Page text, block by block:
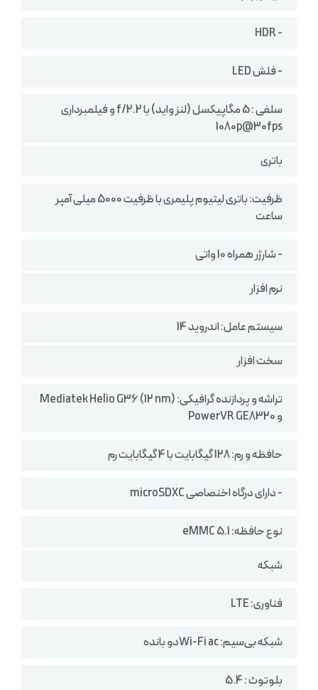
- HDR
- فلش LED
سلفی : 5 مگاپیکسل (لنز واید) با f/2.2 و فیلمبرداری
1080p@30fps
باتری
ظرفیت: باتری لیتیوم پلیمری با ظرفیت 5000 میلی آمپر
ساعت
- شارژر همراه 10 واتی
نرم افزار
سیستم ‌عامل: اندروید 14
سخت افزار
تراشه و پردازنده گرافیکی: Mediatek Helio G36 (12 nm)
و PowerVR GE8320
حافظه و رم: 128 گیگابایت با 4 گیگابایت رم
- دارای درگاه اخنصاصی microSDXC
نوع حافظه: eMMC 5.1
شبکه
فناوری: LTE
شبکه بی‌سیم: Wi-Fi acدو بانده
بلوتوث : 5.4